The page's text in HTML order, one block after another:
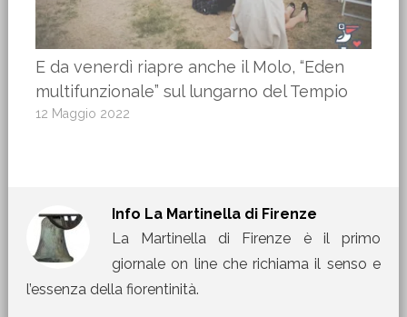
E da venerdì riapre anche il Molo, “Eden
multifunzionale” sul lungarno del Tempio
12 Maggio 2022
Info La Martinella di Firenze
La Martinella di Firenze è il primo
giornale on line che richiama il senso e
l’essenza della fiorentinità.